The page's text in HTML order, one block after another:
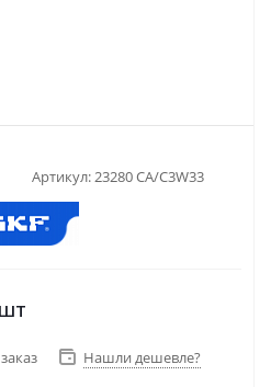
Артикул: 23280 CA/C3W33
Нашли дешевле?